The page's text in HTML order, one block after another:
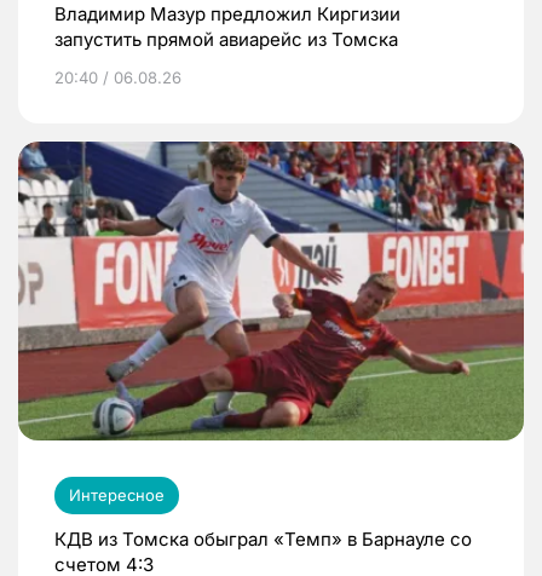
Владимир Мазур предложил Киргизии
запустить прямой авиарейс из Томска
20:40 / 06.08.26
Интересное
КДВ из Томска обыграл «Темп» в Барнауле со
счетом 4:3